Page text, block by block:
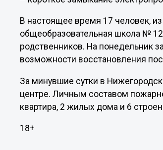
В настоящее время 17 человек,
общеобразовательная школа №
родственников. На понедельник
возможности восстановления
За минувшие сутки в
центре. Личным составом
квартира, 2 жилых дома и 6
18+